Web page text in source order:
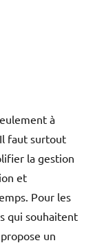
à
faut surtout
la gestion
et
Pour les
qui souhaitent
un